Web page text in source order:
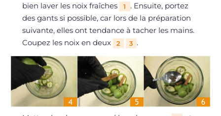
bien laver les noix fraîches
1
. Ensuite, portez
des gants si possible, car lors de la préparation
suivante, elles ont tendance à tacher les mains.
Coupez les noix en deux
2 3 .